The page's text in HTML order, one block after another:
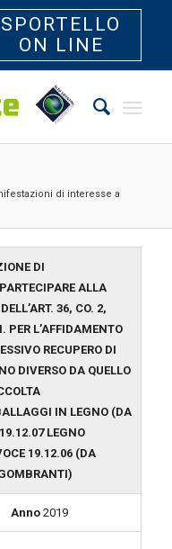
SPORTELLO
ON LINE
di interesse a
DI
ALLA
36, CO. 2,
PER L’AFFIDAMENTO
RECUPERO DI
DIVERSO DA QUELLO
IN LEGNO (DA
LEGNO
19.12.06 (DA
Anno2019